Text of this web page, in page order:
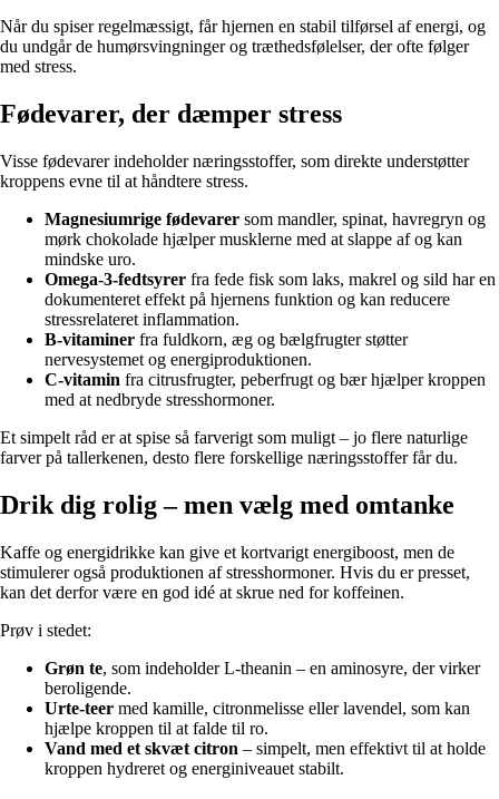
Når du spiser regelmæssigt, får hjernen en stabil tilførsel af energi, og
du undgår de humørsvingninger og træthedsfølelser, der ofte følger
med stress.
Fødevarer, der dæmper stress
Visse fødevarer indeholder næringsstoffer, som direkte understøtter
kroppens evne til at håndtere stress.
Magnesiumrige fødevarer som mandler, spinat, havregryn og
mørk chokolade hjælper musklerne med at slappe af og kan
mindske uro.
Omega-3-fedtsyrer fra fede fisk som laks, makrel og sild har en
dokumenteret effekt på hjernens funktion og kan reducere
stressrelateret inflammation.
B-vitaminer fra fuldkorn, æg og bælgfrugter støtter
nervesystemet og energiproduktionen.
C-vitamin fra citrusfrugter, peberfrugt og bær hjælper kroppen
med at nedbryde stresshormoner.
Et simpelt råd er at spise så farverigt som muligt – jo flere naturlige
farver på tallerkenen, desto flere forskellige næringsstoffer får du.
Drik dig rolig – men vælg med omtanke
Kaffe og energidrikke kan give et kortvarigt energiboost, men de
stimulerer også produktionen af stresshormoner. Hvis du er presset,
kan det derfor være en god idé at skrue ned for koffeinen.
Prøv i stedet:
Grøn te, som indeholder L-theanin – en aminosyre, der virker
beroligende.
Urte-teer med kamille, citronmelisse eller lavendel, som kan
hjælpe kroppen til at falde til ro.
Vand med et skvæt citron – simpelt, men effektivt til at holde
kroppen hydreret og energiniveauet stabilt.